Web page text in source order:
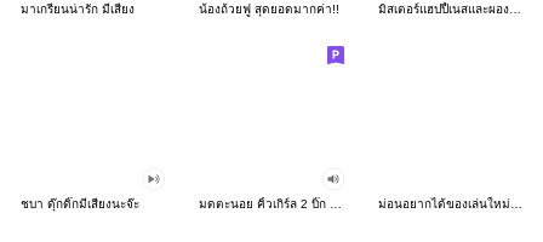
มาเกรียนน่ารัก มีเสียง น้องถ้วยฟู สุดยอดมากค่า!! มิสเตอร์แฮปปี้เนสและผองเพื่อนดุ๊กดิ๊ก
ชบา ดุ๊กดิ๊กมีเสียงนะจ๊ะ ม่อนอยากได้ของเล่นใหม่จัง~